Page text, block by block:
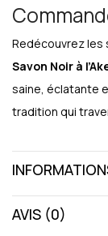
Redécouvrez les
Savon Noir à
saine, éclatante
tradition qui
AVIS (0)